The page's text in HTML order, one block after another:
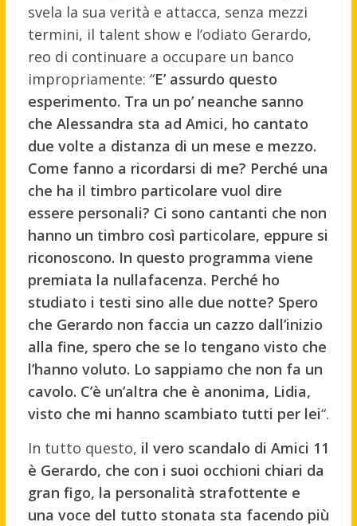
svela la sua verità e attacca, senza mezzi
termini, il talent show e l’odiato Gerardo,
reo di continuare a occupare un banco
impropriamente: “E’ assurdo questo
esperimento. Tra un po’ neanche sanno
che Alessandra sta ad Amici, ho cantato
due volte a distanza di un mese e mezzo.
Come fanno a ricordarsi di me? Perché una
che ha il timbro particolare vuol dire
essere personali? Ci sono cantanti che non
hanno un timbro così particolare, eppure si
riconoscono. In questo programma viene
premiata la nullafacenza. Perché ho
studiato i testi sino alle due notte? Spero
che Gerardo non faccia un cazzo dall’inizio
alla fine, spero che se lo tengano visto che
l’hanno voluto. Lo sappiamo che non fa un
cavolo. C’è un’altra che è anonima, Lidia,
visto che mi hanno scambiato tutti per lei“.
In tutto questo, il vero scandalo di Amici 11
è Gerardo, che con i suoi occhioni chiari da
gran figo, la personalità strafottente e
una voce del tutto stonata sta facendo più